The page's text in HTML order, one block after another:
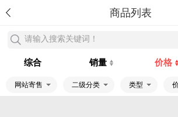
商品列表
请输入搜索关键词！
综合 销量 价格
网站寄售 二级分类 类型